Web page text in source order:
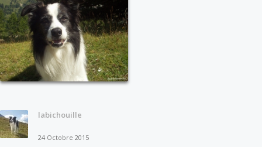
labichouille
24 Octobre 2015